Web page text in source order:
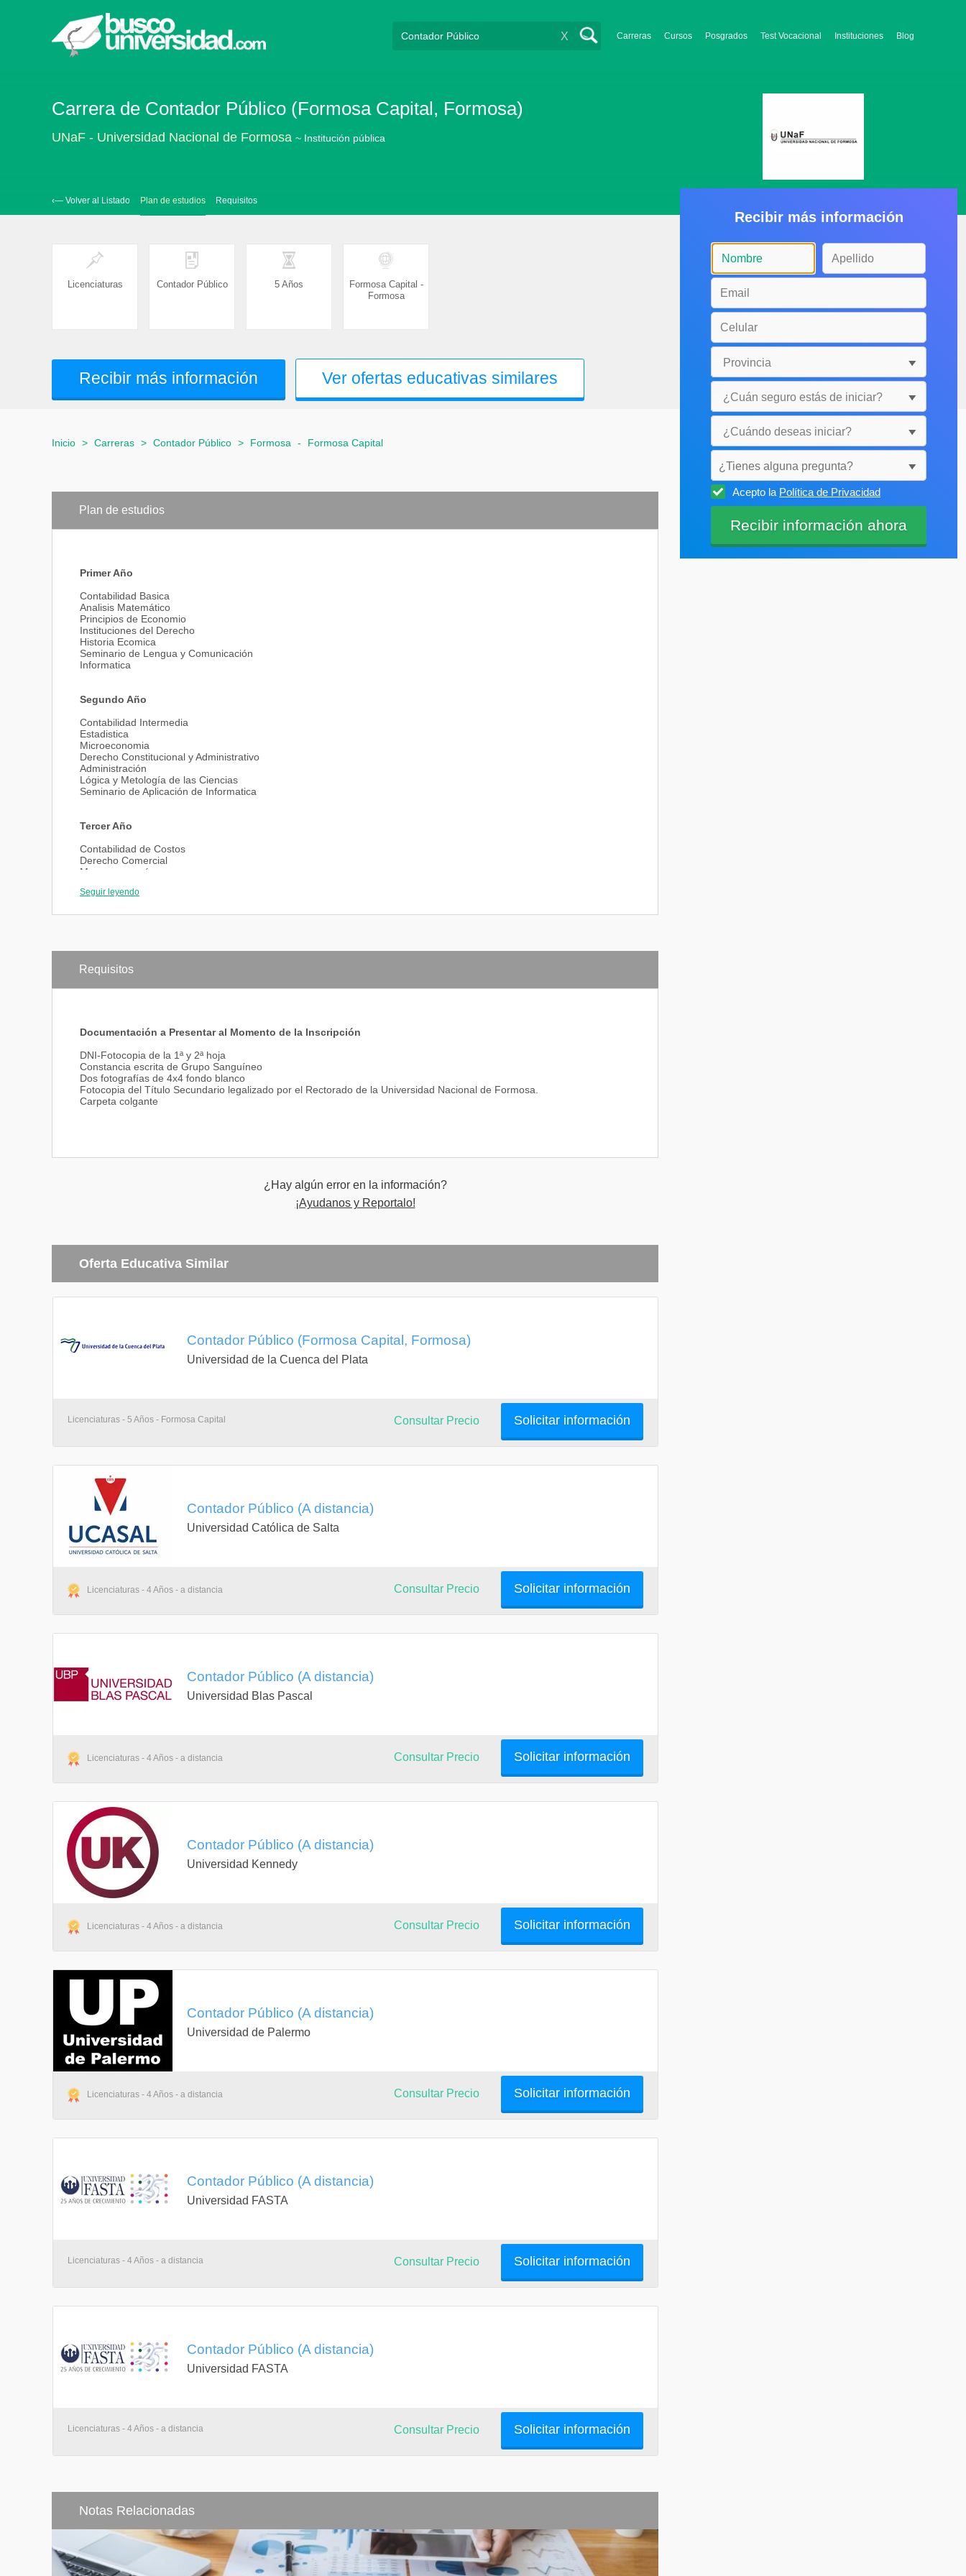
Carreras Cursos Posgrados Test Vocacional Instituciones Blog
X
Carrera de Contador Público (Formosa Capital, Formosa)
UNaF - Universidad Nacional de Formosa ~ Institución pública
‹— Volver al Listado Plan de estudios Requisitos
Licenciaturas Contador Público 5 Años
Formosa Capital -
Formosa
Recibir más información Ver ofertas educativas similares
Inicio > Carreras > Contador Público > Formosa - Formosa Capital
Plan de estudios
Primer Año
Contabilidad Basica
Analisis Matemático
Principios de Economio
Instituciones del Derecho
Historia Ecomica
Seminario de Lengua y Comunicación
Informatica
Segundo Año
Contabilidad Intermedia
Estadistica
Microeconomia
Derecho Constitucional y Administrativo
Administración
Lógica y Metología de las Ciencias
Seminario de Aplicación de Informatica
Tercer Año
Contabilidad de Costos
Derecho Comercial
Macroeconomía
Sistemas de Información
Mercosur I
Título Intermedio:Técnico Contable
Derecho del Trabajo y Seguridad Social
Concursos y Quiebras
Finanzas y Control
Sociología de la Organización
Práctica Profesional I
Ingles II
Contabilidad Gerencial
Seguir leyendo
Requisitos
Documentación a Presentar al Momento de la Inscripción
DNI-Fotocopia de la 1ª y 2ª hoja
Constancia escrita de Grupo Sanguíneo
Dos fotografías de 4x4 fondo blanco
Fotocopia del Título Secundario legalizado por el Rectorado de la Universidad Nacional de Formosa.
Carpeta colgante
¿Hay algún error en la información?
¡Ayudanos y Reportalo!
Oferta Educativa Similar
Contador Público (Formosa Capital, Formosa)
Universidad de la Cuenca del Plata
Licenciaturas - 5 Años - Formosa Capital Solicitar información
Consultar Precio
Contador Público (A distancia)
Universidad Católica de Salta
Licenciaturas - 4 Años - a distancia Solicitar información
Consultar Precio
Contador Público (A distancia)
Universidad Blas Pascal
Licenciaturas - 4 Años - a distancia Solicitar información
Consultar Precio
Contador Público (A distancia)
Universidad Kennedy
Licenciaturas - 4 Años - a distancia Solicitar información
Consultar Precio
Contador Público (A distancia)
Universidad de Palermo
Licenciaturas - 4 Años - a distancia Solicitar información
Consultar Precio
Contador Público (A distancia)
Universidad FASTA
Licenciaturas - 4 Años - a distancia Solicitar información
Consultar Precio
Contador Público (A distancia)
Universidad FASTA
Licenciaturas - 4 Años - a distancia Solicitar información
Consultar Precio
Notas Relacionadas
Recibir más información
¿Tienes alguna pregunta?
Selecciónala
Acepto la Política de Privacidad